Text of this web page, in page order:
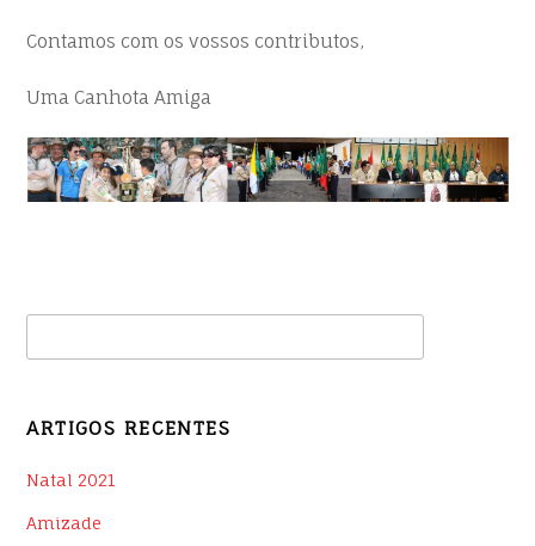
Contamos com os vossos contributos,
Uma Canhota Amiga
ARTIGOS RECENTES
Natal 2021
Amizade